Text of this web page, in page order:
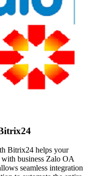
Bitrix24 helps your
business Zalo OA
seamless integration